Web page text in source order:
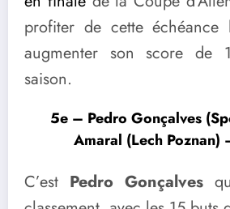
profiter de cette échéance
augmenter son score de
saison.
5e – Pedro Gonçalves
Amaral (Lech Poznan)
C’est Pedro Gonçalves